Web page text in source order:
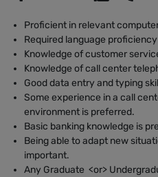
Proficient in relevant
Required language
Knowledge of customer
Knowledge of call center
Good data entry and typing
Some experience in a call
environment is preferred.
Basic banking knowledge is
Being able to adapt new
important.
Any Graduate <or>